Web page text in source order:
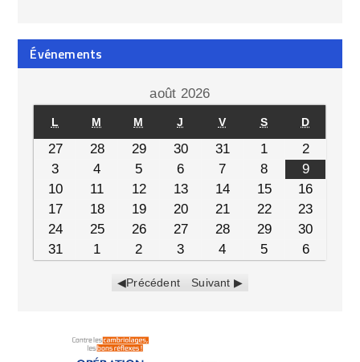
Événements
août 2026
L M M J V S D
27 28 29 30 31 1
2
3
4 5 6 7 8
9
10
11 12 13 14 15
16
17
18 19 20 21 22
23
24
25 26 27 28 29
30
31
1 2 3 4 5 6
Précédent Suivant